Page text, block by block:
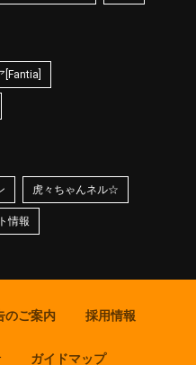
[Fantia]
虎々ちゃんネル☆
情報
のご案内 採用情報
ガイドマップ